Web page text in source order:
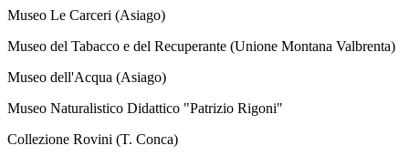
Museo Le Carceri (Asiago)
Museo del Tabacco e del Recuperante (Unione Montana Valbrenta)
Museo dell'Acqua (Asiago)
Museo Naturalistico Didattico "Patrizio Rigoni"
Collezione Rovini (T. Conca)